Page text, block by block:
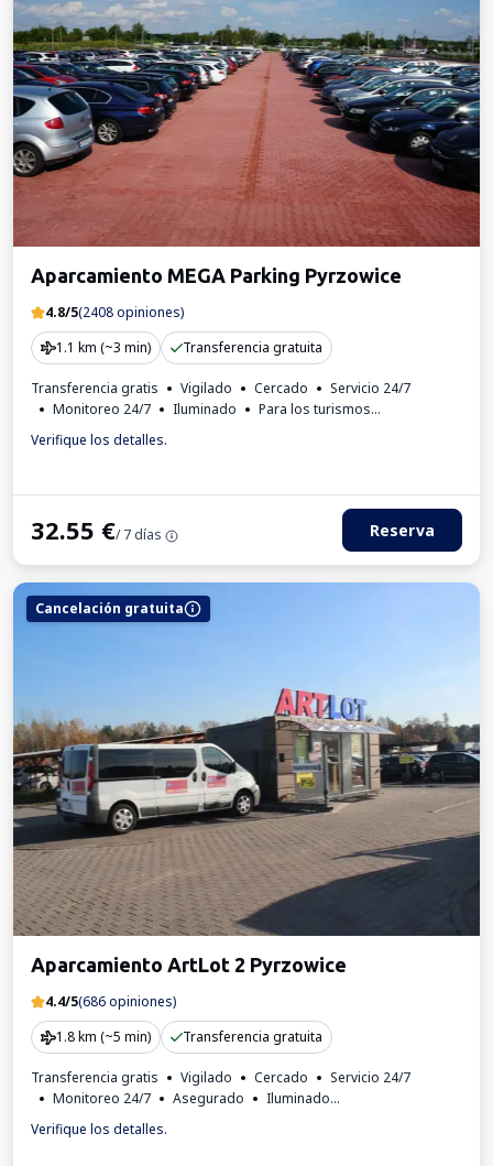
Aparcamiento MEGA Parking Pyrzowice
4.8/5(2408 opiniones)
1.1 km (~3 min)
Transferencia gratuita
Transferencia gratis Vigilado Cercado
Servicio 24/7
Monitoreo 24/7
Iluminado
Para los turismos
Autoservicio
Verifique los detalles.
32.55 €/ 7 días Reserva
Cancelación gratuita
Aparcamiento ArtLot 2 Pyrzowice
4.4/5(686 opiniones)
1.8 km (~5 min)
Transferencia gratuita
Transferencia gratis Vigilado Cercado
Servicio 24/7
Monitoreo 24/7
Asegurado
Iluminado
Lugares para autobuses
Verifique los detalles.